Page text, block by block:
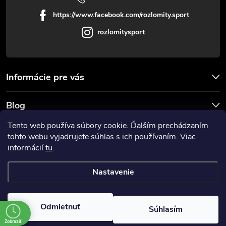
Tento web používa súbory cookie. Ďalším prechádzaním
tohto webu vyjadrujete súhlas s ich používaním. Viac
informáciítu.
Nastavenie
Odmietnuť Súhlasím
https://www.facebook.com/rozlomity.sport
rozlomitysport
Informácie pre vás
Blog
Prijímame online platby
Rozlomitysport. Všetky práva vyhradené.
Zobraziť